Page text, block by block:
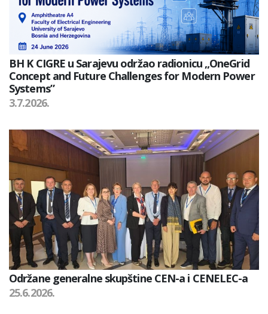
BH K CIGRE u Sarajevu održao radionicu „OneGrid
Concept and Future Challenges for Modern Power
Systems”
3.7.2026.
Održane generalne skupštine CEN-a i CENELEC-a
25.6.2026.